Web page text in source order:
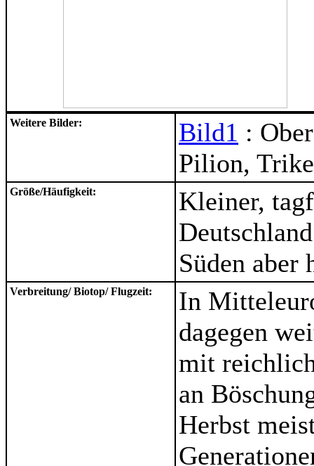
Weitere Bilder: Bild1 :
Pilion,
Größe/Häufigkeit:
Kleiner,
Süden aber
Verbreitung/ Biotop/ Flugzeit:
In
dagegen
mit
an
Herbst